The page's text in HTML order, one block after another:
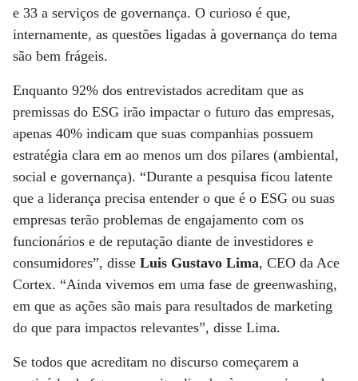
e 33 a serviços de governança. O curioso é que,
internamente, as questões ligadas à governança do tema
são bem frágeis.
Enquanto 92% dos entrevistados acreditam que as
premissas do ESG irão impactar o futuro das empresas,
apenas 40% indicam que suas companhias possuem
estratégia clara em ao menos um dos pilares (ambiental,
social e governança). “Durante a pesquisa ficou latente
que a liderança precisa entender o que é o ESG ou suas
empresas terão problemas de engajamento com os
funcionários e de reputação diante de investidores e
consumidores”, disse Luis Gustavo Lima, CEO da Ace
Cortex. “Ainda vivemos em uma fase de greenwashing,
em que as ações são mais para resultados de marketing
do que para impactos relevantes”, disse Lima.
Se todos que acreditam no discurso começarem a